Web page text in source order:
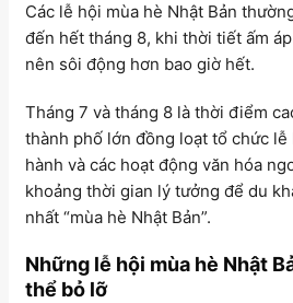
Các lễ hội mùa hè Nhật Bản
đến hết tháng 8, khi thời tiết ấm
nên sôi động hơn bao giờ hết.
Tháng 7 và tháng 8 là thời điểm
thành phố lớn đồng loạt tổ chức lễ
hành và các hoạt động văn hóa
khoảng thời gian lý tưởng để du
nhất “mùa hè Nhật Bản”.
Những lễ hội mùa hè Nhật
thể bỏ lỡ